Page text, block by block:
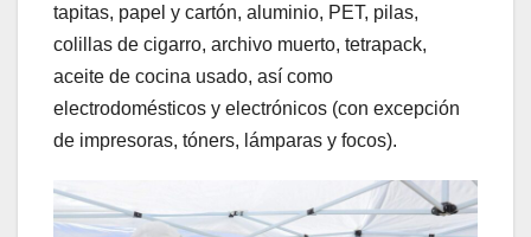
tapitas, papel y cartón, aluminio, PET, pilas,
colillas de cigarro, archivo muerto, tetrapack,
aceite de cocina usado, así como
electrodomésticos y electrónicos (con excepción
de impresoras, tóners, lámparas y focos).